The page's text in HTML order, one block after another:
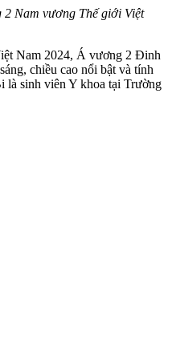
Nam vương Thế giới Việt
Nam 2024, Á vương 2 Đinh
chiều cao nổi bật và tính
là sinh viên Y khoa tại Trường